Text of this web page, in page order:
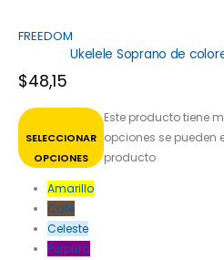
FREEDOM
Ukelele Soprano de
$48,15
SELECCIONAR
OPCIONES
Este producto tiene
opciones se pueden
producto
Amarillo
Café
Celeste
Púrpura